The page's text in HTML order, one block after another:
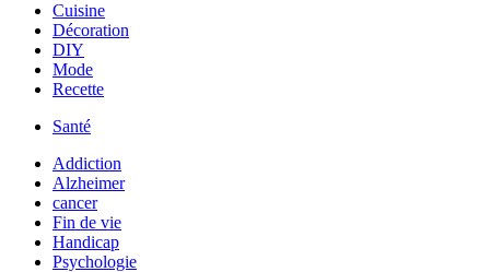
Cuisine
Décoration
DIY
Mode
Recette
Santé
Addiction
Alzheimer
cancer
Fin de vie
Handicap
Psychologie